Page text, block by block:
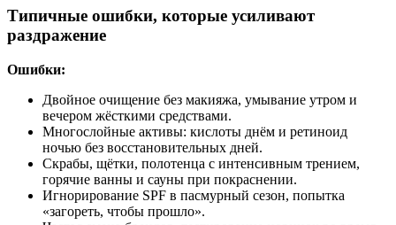
Типичные ошибки, которые усиливают
раздражение
Ошибки:
Двойное очищение без макияжа, умывание утром и
вечером жёсткими средствами.
Многослойные активы: кислоты днём и ретиноид
ночью без восстановительных дней.
Скрабы, щётки, полотенца с интенсивным трением,
горячие ванны и сауны при покраснении.
Игнорирование SPF в пасмурный сезон, попытка
«загореть, чтобы прошло».